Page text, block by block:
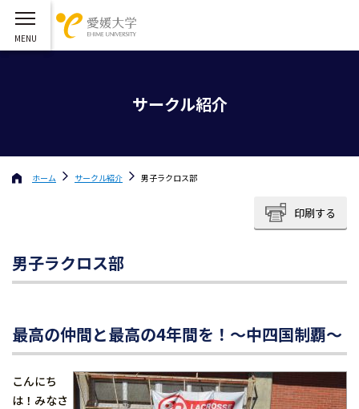
サークル紹介
ホーム サークル紹介 男子ラクロス部
印刷する
男子ラクロス部
最高の仲間と最高の4年間を！～中四国制覇～
こんにち
は！みなさ